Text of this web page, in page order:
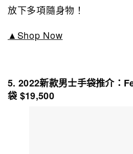
放下多項隨身物！
▲Shop Now
5. 2022新款男士手袋推介：
袋 $19,500